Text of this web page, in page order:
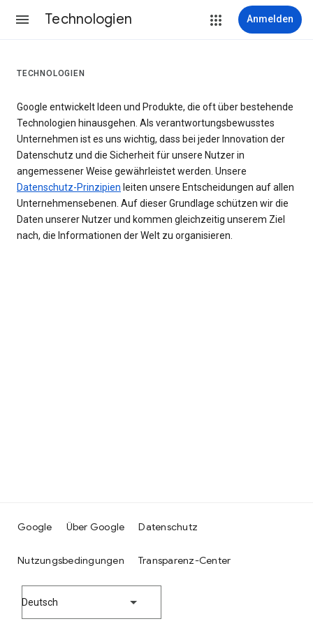
Technologien Anmelden
TECHNOLOGIEN
Google entwickelt Ideen und Produkte, die oft über bestehende
Technologien hinausgehen. Als verantwortungsbewusstes
Unternehmen ist es uns wichtig, dass bei jeder Innovation der
Datenschutz und die Sicherheit für unsere Nutzer in
angemessener Weise gewährleistet werden. Unsere
Datenschutz-Prinzipien leiten unsere Entscheidungen auf allen
Unternehmensebenen. Auf dieser Grundlage schützen wir die
Daten unserer Nutzer und kommen gleichzeitig unserem Ziel
nach, die Informationen der Welt zu organisieren.
Google Über Google Datenschutz
Nutzungsbedingungen Transparenz-Center
Deutsch